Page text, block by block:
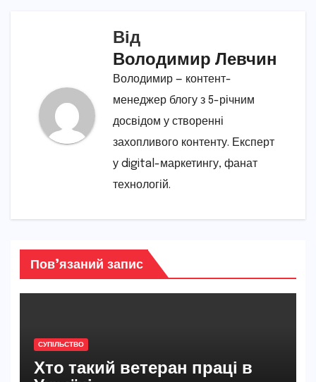
Від
Володимир Левчин
Володимир — контент-
менеджер блогу з 5-річним
досвідом у створенні
захопливого контенту. Експерт
у digital-маркетингу, фанат
технологій.
Пов’язаний запис
СУПІЛЬСТВО
Хто такий ветеран праці в